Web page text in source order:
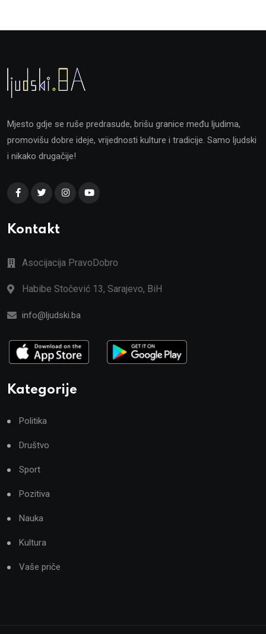
Mjesto gdje se ruše predrasude, brišu granice među ljudima,
promovišu dobre ideje, vrijednosti kulture i tradicije. Samo ljudski
i nikako drugačije!
Kontakt
Asocijacija PravoDobro
Habibe Stočević 13, Sarajevo, BiH
info@ljudski.ba
Kategorije
Politika
Društvo
Sport
Pozitiva
Nauka
Kultura
Vaše priče